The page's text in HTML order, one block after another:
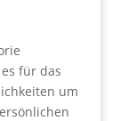
für das
um